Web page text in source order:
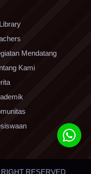
Mendatang
Kami
RESERVED